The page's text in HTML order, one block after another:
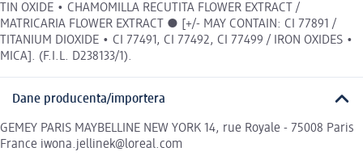
TIN OXIDE • CHAMOMILLA RECUTITA FLOWER EXTRACT /
MATRICARIA FLOWER EXTRACT ● [+/- MAY CONTAIN: CI 77891 /
TITANIUM DIOXIDE • CI 77491, CI 77492, CI 77499 / IRON OXIDES •
MICA]. (F.I.L. D238133/1).
Dane producenta/importera
GEMEY PARIS MAYBELLINE NEW YORK 14, rue Royale - 75008 Paris
France iwona.jellinek@loreal.com